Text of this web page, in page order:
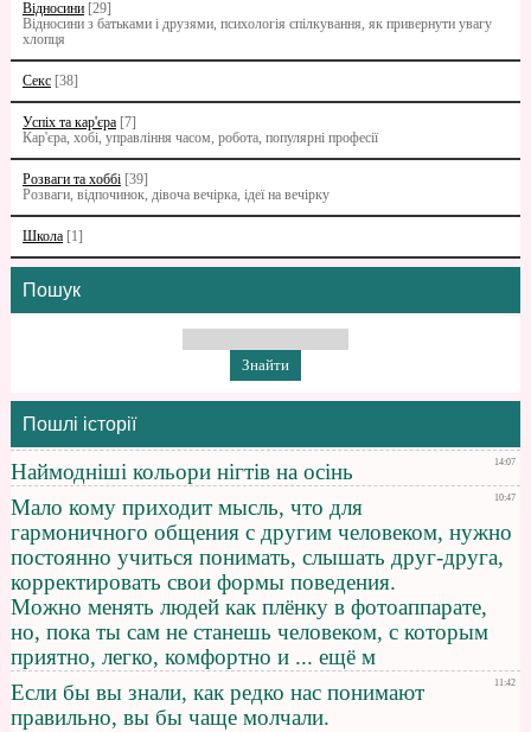
Відносини [29]
Відносини з батьками i друзями, психологія спілкування, як привернути увагу
хлопця
Секс [38]
Успіх та кар'єра [7]
Кар'єра, хобі, управління часом, робота, популярні професії
Розваги та хоббі [39]
Розваги, відпочинок, дівоча вечірка, ідеї на вечірку
Школа [1]
Пошук
Пошлі історії